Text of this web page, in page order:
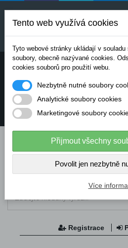
Uvedené ceny jsou
závislosti na aktuálních
dodavatelů. Pro přesnou
Potřebujete poradit? Chcete
Registrace
Tento web využívá cookies
Tyto webové stránky ukládají v
soubory, obecně nazývané cookies.
cookies souborů pro použití webu.
Nezbytně nutné soubory
Analytické soubory cookies
Marketingové soubory
Přijmout všechny
Povolit jen nezbytně
Více